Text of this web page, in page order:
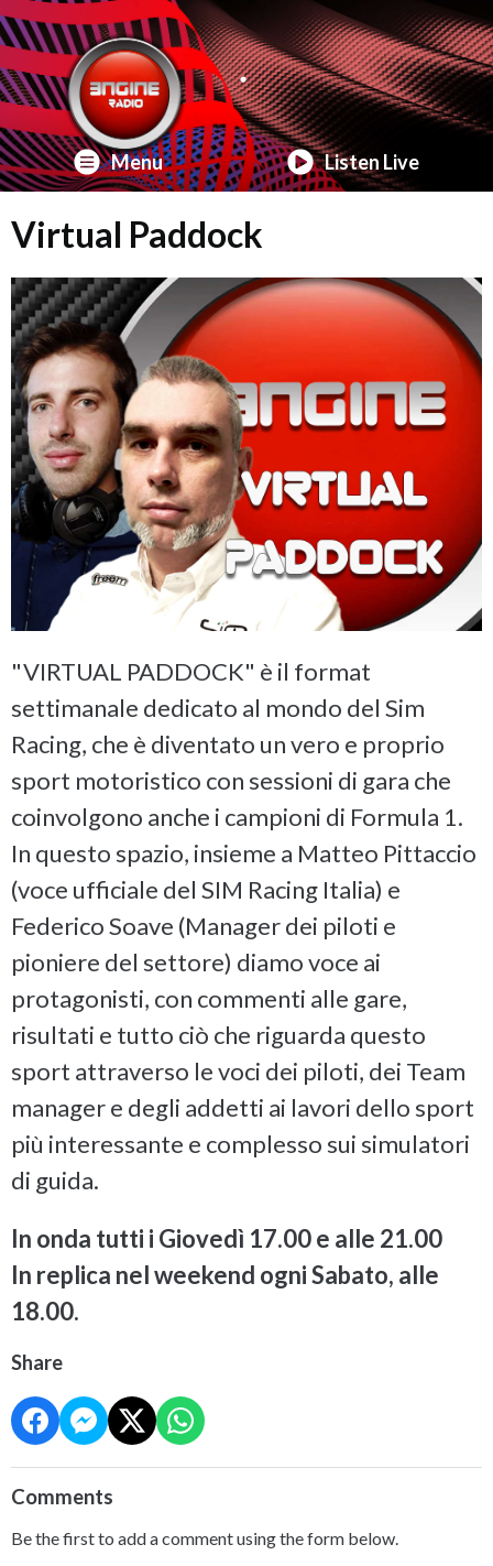
Menu Listen Live
Virtual Paddock
"VIRTUAL PADDOCK" è il format
settimanale dedicato al mondo del Sim
Racing, che è diventato un vero e proprio
sport motoristico con sessioni di gara che
coinvolgono anche i campioni di Formula 1.
In questo spazio, insieme a Matteo Pittaccio
(voce ufficiale del SIM Racing Italia) e
Federico Soave (Manager dei piloti e
pioniere del settore) diamo voce ai
protagonisti, con commenti alle gare,
risultati e tutto ciò che riguarda questo
sport attraverso le voci dei piloti, dei Team
manager e degli addetti ai lavori dello sport
più interessante e complesso sui simulatori
di guida.
In onda tutti i Giovedì 17.00 e alle 21.00
In replica nel weekend ogni Sabato, alle
18.00.
Share
Comments
Be the first to add a comment using the form below.